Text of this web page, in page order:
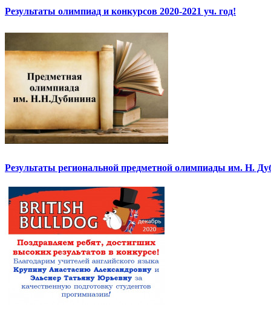
Результаты олимпиад и конкурсов 2020-2021 уч. год!
Результаты региональной предметной олимпиады им. Н.